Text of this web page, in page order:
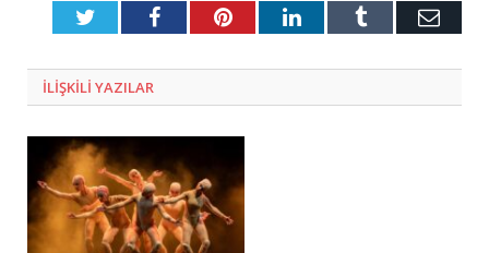
TwitterFacebookPinterestLinkedInTumblr E-
ILIŞKILI YAZILAR